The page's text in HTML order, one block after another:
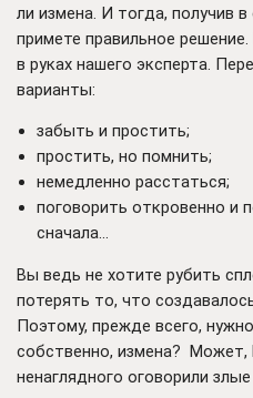
ли измена. И тогда, получив
примете правильное
в руках нашего эксперта.
варианты:
забыть и простить;
простить, но помнить;
немедленно расстаться;
поговорить откровенно и
сначала…
Вы ведь не хотите рубить
потерять то, что
Поэтому, прежде всего,
собственно, измена? Может,
ненаглядного оговорили